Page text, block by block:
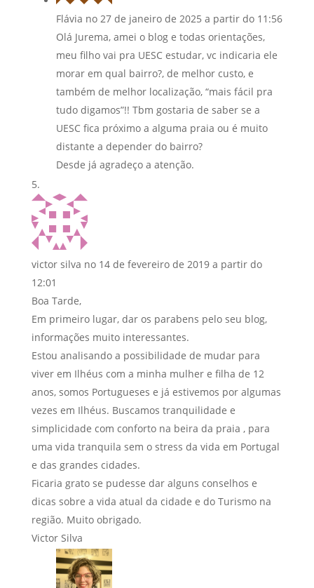
Flávia no 27 de janeiro de 2025 a partir do 11:56
Olá Jurema, amei o blog e todas orientações,
meu filho vai pra UESC estudar, vc indicaria ele
morar em qual bairro?, de melhor custo, e
também de melhor localização, “mais fácil pra
tudo digamos”!! Tbm gostaria de saber se a
UESC fica próximo a alguma praia ou é muito
distante a depender do bairro?
Desde já agradeço a atenção.
victor silva no 14 de fevereiro de 2019 a partir do
12:01
Boa Tarde,
Em primeiro lugar, dar os parabens pelo seu blog,
informações muito interessantes.
Estou analisando a possibilidade de mudar para
viver em Ilhéus com a minha mulher e filha de 12
anos, somos Portugueses e já estivemos por algumas
vezes em Ilhéus. Buscamos tranquilidade e
simplicidade com conforto na beira da praia , para
uma vida tranquila sem o stress da vida em Portugal
e das grandes cidades.
Ficaria grato se pudesse dar alguns conselhos e
dicas sobre a vida atual da cidade e do Turismo na
região. Muito obrigado.
Victor Silva